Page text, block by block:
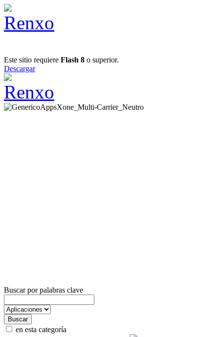
Este sitio requiere Flash 8 o superior.
Descargar
Buscar por palabras clave
en esta categoría